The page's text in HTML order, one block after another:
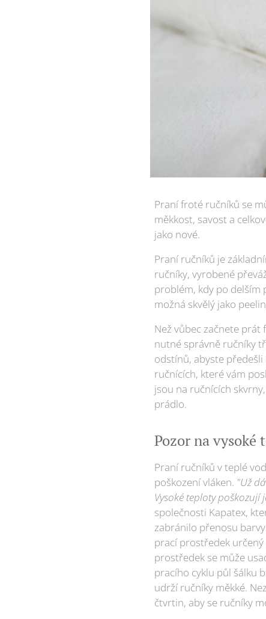
Praní froté ručníků se
měkkost, savost a
jako nové.
Praní ručníků je
ručníky, vyrobené
problém, kdy po delším
možná skvělý jako
Než vůbec začnete
nutné správně ručníky
odstínů, abyste
ručnících, které vám
jsou na ručnících
prádlo.
Pozor na vysoké
Praní ručníků v teplé
poškození vláken. "Už
Vysoké teploty poškozují
společnosti Kapatex,
zabránilo přenosu
prací prostředek
prostředek se může
pracího cyklu půl šálku
udrží ručníky měkké.
čtvrtin, aby se ručníky